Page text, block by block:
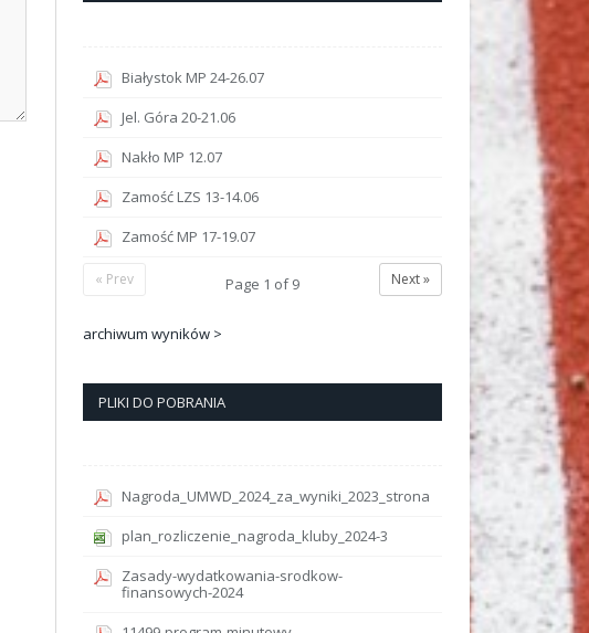
Białystok MP 24-26.07
Jel. Góra 20-21.06
Nakło MP 12.07
Zamość LZS 13-14.06
Zamość MP 17-19.07
Next »
Page 1 of9
« Prev
archiwum wyników >
PLIKI DO POBRANIA
Nagroda_UMWD_2024_za_wyniki_2023_strona
plan_rozliczenie_nagroda_kluby_2024-3
Zasady-wydatkowania-srodkow-
finansowych-2024